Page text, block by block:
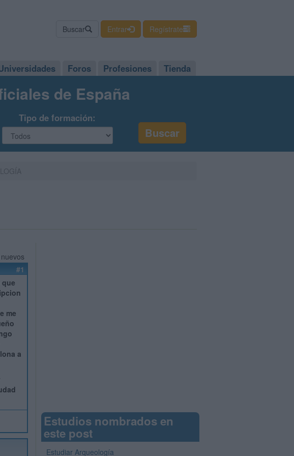
Buscar Entrar Regístrate
Foros Profesiones Tienda
de España
Tipo de formación:
#1
me
a
Estudios nombrados en
este post
Estudiar Arqueología